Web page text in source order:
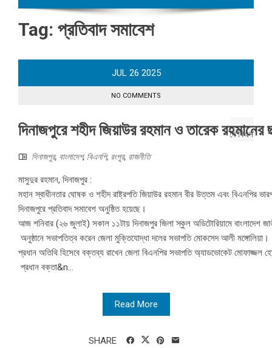
Tag: প্রতিবাদ সমাবেশ
JUL 26 2025
NO COMMENTS
দিনাজপুরে শহীদ জিয়াউর রহমান ও তারেক রহমানের
দিনাজপুর, বাংলাদেশ, বিএনপি, রংপুর, রাজনীতি
মাসুদুর রহমান, দিনাজপুর :
মহান স্বাধীনতার ঘোষক ও শহীদ রাষ্ট্রপতি জিয়াউর রহমান বীর উত্তম এবং বিএনপির
দিনাজপুরে প্রতিবাদ সমাবেশ অনুষ্ঠিত হয়েছে।
আজ শনিবার (২৬ জুলাই) সকাল ১১টায় দিনাজপুর জিলা স্কুল অডিটোরিয়ামে বাংলাদেশ
অনুষ্ঠানে সভাপতিত্ব করেন জেলা মুক্তিযোদ্ধা দলের সভাপতি মোকসেদ আলী মঙ্গোলিয়া।
প্রধান অতিথি হিসেবে বক্তব্য রাখেন জেলা বিএনপির সভাপতি অ্যাডভোকেট মোফাজ্জল
প্রধান বক্তা&n...
Read More
SHARE